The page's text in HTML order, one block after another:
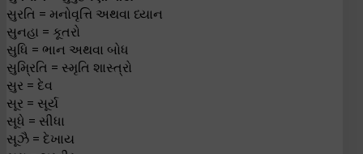
સુરતિ = મનોવૃત્તિ અથવા ધ્યાન
સુનહા = કૂતરો
સુધિ = ભાન અથવા બોધ
સુમ્રિતિ = સ્મૃતિ શાસ્ત્રો
સુર = દેવ
સૂર = સૂર્ય
સૂધે = સીધા
સૂઝૈ = દેખાય